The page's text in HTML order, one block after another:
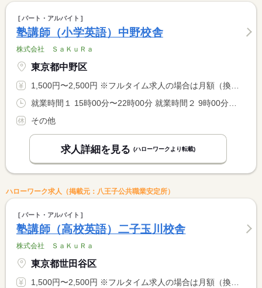
パート・アルバイト
塾講師（小学英語）中野校舎
株式会社 ＳａＫｕＲａ
東京都中野区
1,500円〜2,500円 ※フルタイム求人の場合は月額（換算額）、パート求人の場合は時間額を表示しています。
就業時間１ 15時00分〜22時00分 就業時間２ 9時00分〜22時00分 就業時間に関する特記事項 開塾時間：平日は（１）、土・日は（２） <BR> <BR> ＊９：００〜２２：００の間の実働２〜８時間程度（応相談）
その他
求人詳細を見る (ハローワークより転載)
ハローワーク求人（掲載元：八王子公共職業安定所）
パート・アルバイト
塾講師（高校英語）二子玉川校舎
株式会社 ＳａＫｕＲａ
東京都世田谷区
1,500円〜2,500円 ※フルタイム求人の場合は月額（換算額）、パート求人の場合は時間額を表示しています。